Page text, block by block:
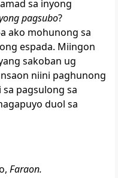
sa inyong
pagsubo?
ako mohunong sa
espada. Miingon
sakoban ug
niini paghunong
pagsulong sa
duol sa
Faraon.